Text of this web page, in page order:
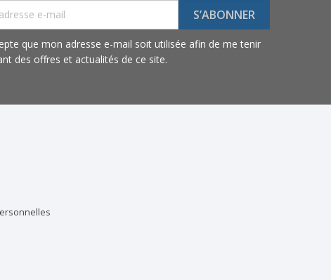
que mon adresse e-mail soit utilisée afin de me tenir
des offres et actualités de ce site.